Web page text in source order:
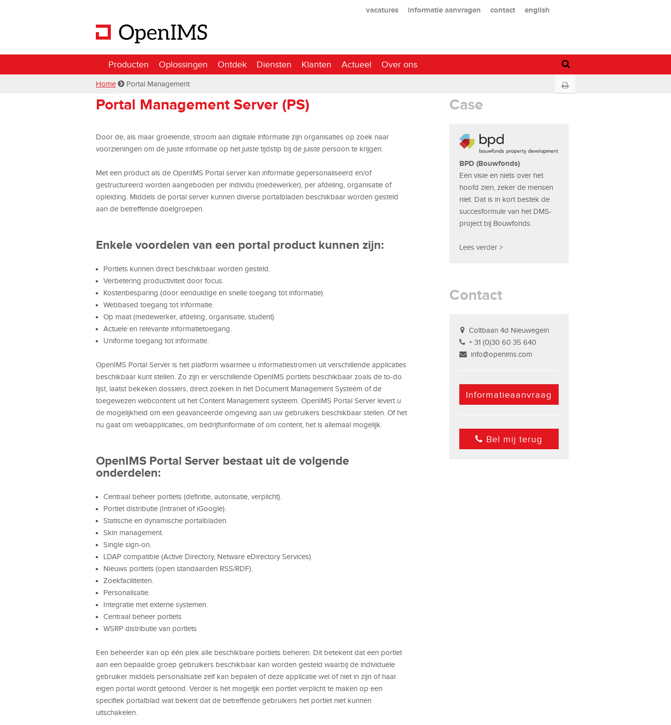
vacatures informatie aanvragen contact english
Producten Oplossingen Ontdek Diensten Klanten Actueel Over ons
Home Portal Management
Portal Management Server (PS)
Door de, als maar groeiende, stroom aan digitale informatie zijn organisaties op zoek naar
voorzieningen om de juiste informatie op het juiste tijdstip bij de juiste persoon te krijgen.
Met een product als de OpenIMS Portal server kan informatie gepersonaliseerd en/of
gestructureerd worden aangeboden per individu (medewerker), per afdeling, organisatie of
opleiding. Middels de portal server kunnen diverse portalbladen beschikbaar worden gesteld
aan de betreffende doelgroepen.
Enkele voordelen van een portal product kunnen zijn:
Portlets kunnen direct beschikbaar worden gesteld.
Verbetering productiviteit door focus.
Kostenbesparing (door eenduidige en snelle toegang tot informatie).
Webbased toegang tot informatie.
Op maat (medewerker, afdeling, organisatie, student).
Actuele en relevante informatietoegang.
Uniforme toegang tot informatie.
OpenIMS Portal Server is het platform waarmee u informatiestromen uit verschillende applicaties
beschikbaar kunt stellen. Zo zijn er verschillende OpenIMS portlets beschikbaar zoals de to-do
lijst, laatst bekeken dossiers, direct zoeken in het Document Management Systeem of de
toegewezen webcontent uit het Content Management systeem. OpenIMS Portal Server levert u
de mogelijkheid om een geavanceerde omgeving aan uw gebruikers beschikbaar stellen. Of het
nu gaat om webapplicaties, om bedrijfsinformatie of om content, het is allemaal mogelijk.
OpenIMS Portal Server bestaat uit de volgende
onderdelen:
Centraal beheer portlets (definitie, autorisatie, verplicht).
Portlet distributie (Intranet of iGoogle).
Statische en dynamische portalbladen.
Skin management.
Single sign-on.
LDAP compatible (Active Directory, Netware eDirectory Services).
Nieuws portlets (open standaarden RSS/RDF).
Zoekfaciliteiten.
Personalisatie.
Integratie met externe systemen.
Centraal beheer portlets
WSRP distributie van portlets
Een beheerder kan op één plek alle beschikbare portlets beheren. Dit betekent dat een portlet
aan een bepaalde groep gebruikers beschikbaar kan worden gesteld waarbij de individuele
gebruiker middels personalisatie zelf kan bepalen of deze applicatie wel of niet in zijn of haar
eigen portal wordt getoond. Verder is het mogelijk een portlet verplicht te maken op een
specifiek portalblad wat bekent dat de betreffende gebruikers het portlet niet kunnen
uitschakelen.
Case
BPD (Bouwfonds)
Een visie en niets over het
hoofd zien, zeker de mensen
niet. Dat is in kort bestek de
succesformule van het DMS-
project bij Bouwfonds.
Lees verder >
Contact
Coltbaan 4d Nieuwegein
+ 31 (0)30 60 35 640
info@openims.com
Informatieaanvraag
Bel mij terug